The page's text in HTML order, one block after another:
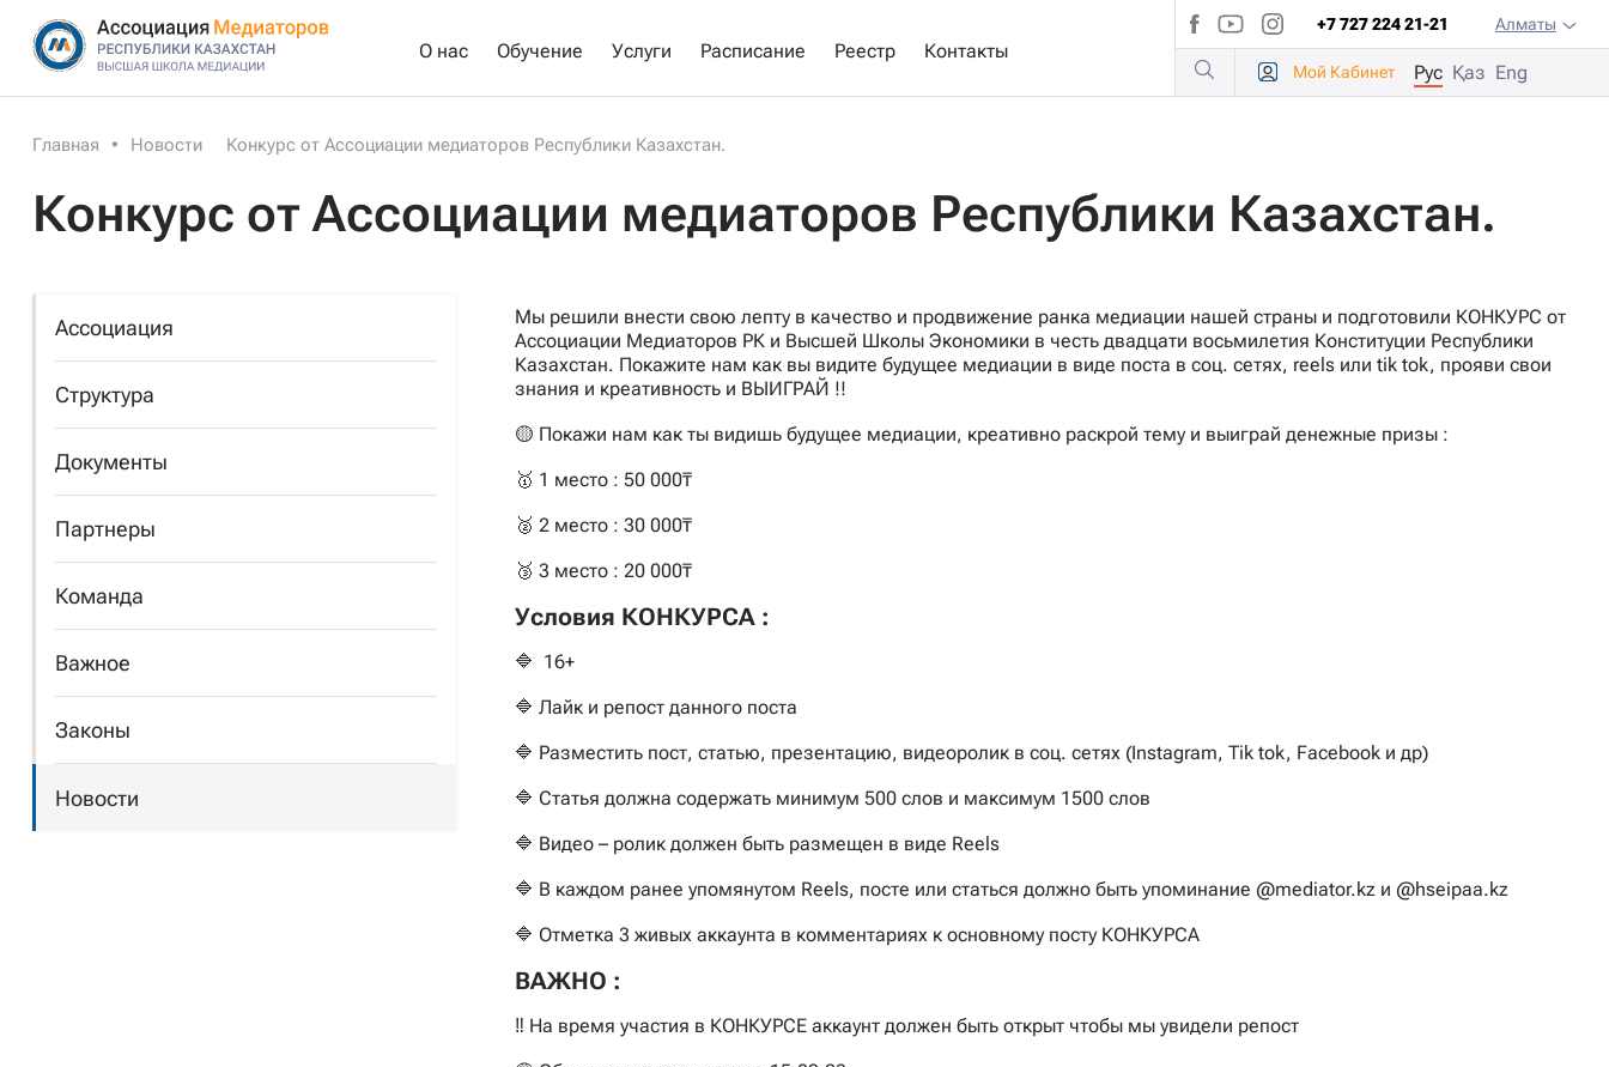
О нас Обучение Услуги Расписание Реестр Контакты
+7 727 224 21-21 Алматы
Мой Кабинет Рус Қаз Eng
Главная • Новости Конкурс от Ассоциации медиаторов Республики Казахстан.
Конкурс от Ассоциации медиаторов Республики Казахстан.
Ассоциация
Структура
Документы
Партнеры
Команда
Важное
Законы
Новости
Мы решили внести свою лепту в качество и продвижение ранка медиации нашей страны и подготовили КОНКУРС от
Ассоциации Медиаторов РК и Высшей Школы Экономики в честь двадцати восьмилетия Конституции Республики
Казахстан. Покажите нам как вы видите будущее медиации в виде поста в соц. сетях, reels или tik tok, прояви свои
знания и креативность и ВЫИГРАЙ !!
🟡 Покажи нам как ты видишь будущее медиации, креативно раскрой тему и выиграй денежные призы :
🥇 1 место : 50 000₸
🥈 2 место : 30 000₸
🥉 3 место : 20 000₸
Условия КОНКУРСА :
🔷 16+
🔷 Лайк и репост данного поста
🔷 Разместить пост, статью, презентацию, видеоролик в соц. сетях (Instagram, Tik tok, Facebook и др)
🔷 Статья должна содержать минимум 500 слов и максимум 1500 слов
🔷 Видео – ролик должен быть размещен в виде Reels
🔷 В каждом ранее упомянутом Reels, посте или статься должно быть упоминание @mediator.kz и @hseipaa.kz
🔷 Отметка 3 живых аккаунта в комментариях к основному посту КОНКУРСА
ВАЖНО :
‼ На время участия в КОНКУРСЕ аккаунт должен быть открыт чтобы мы увидели репост